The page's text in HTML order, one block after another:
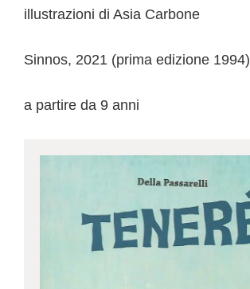
illustrazioni di Asia Carbone
Sinnos, 2021 (prima edizione 1994)
a partire da 9 anni